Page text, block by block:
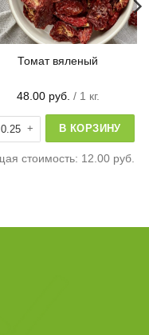
Томат вяленый
48.00 руб. / 1 кг.
товара Томат вяленый
В КОРЗИНУ
стоимость: 12.00 руб.